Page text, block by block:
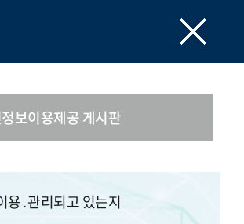
보이용제공 게시판
용․관리되고 있는지